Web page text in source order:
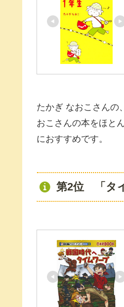
たかぎ なおこさんの
おこさんの本をほと
におすすめです。
第2位 「タ